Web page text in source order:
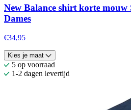
New Balance shirt korte mouw
Dames
€34,95
Kies je maat
5 op voorraad
1-2 dagen levertijd